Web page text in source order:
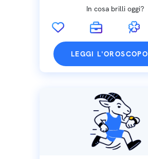
In cosa brilli oggi?
LEGGI L'OROSCOPO